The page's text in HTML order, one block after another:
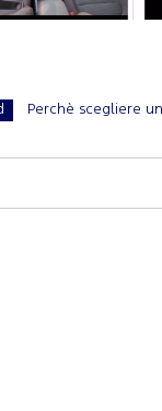
Perchè scegliere